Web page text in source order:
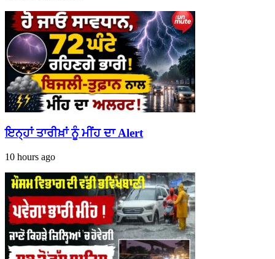
ਇਨ੍ਹਾਂ ਤਾਰੀਖ਼ਾਂ ਨੂੰ ਮੀਂਹ ਦਾ Alert
10 hours ago